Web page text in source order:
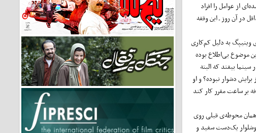
از عوامل را افراد
در آن روز ـ این وقفه
وینیپگ به دلیل کم‌کاری
موضوع بی‌اطلاع بوده
بیفتد که البته
دشوار نبوده؟ و او
بر ساعت مقرر کار کند
محوطه‌ی قبلی روی
یک‌دست سفید و